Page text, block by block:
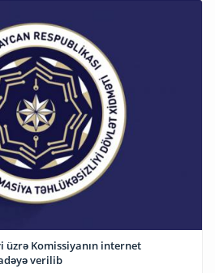
Komissiyanın internet
verilib